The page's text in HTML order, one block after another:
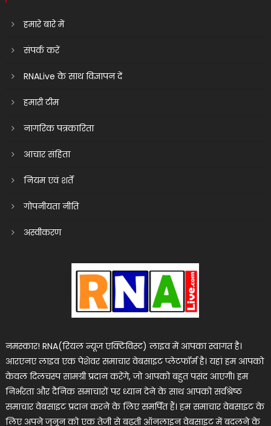
हमारे बारे में
संपर्क करें
RNALive के साथ विज्ञापन दें
हमारी टीम
नागरिक पत्रकारिता
आचार संहिता
नियम एवं शर्तें
गोपनीयता नीति
अस्वीकरण
नमस्कार! RNA(रियल न्यूज एक्टिविस्ट) लाइव में आपका स्वागत है।
आरएनए लाइव एक पेशेवर समाचार वेबसाइट प्लेटफॉर्म है। यहां हम आपको
केवल दिलचस्प सामग्री प्रदान करेंगे, जो आपको बहुत पसंद आएगी। हम
निर्भरता और दैनिक समाचारों पर ध्यान देने के साथ आपको सर्वश्रेष्ठ
समाचार वेबसाइट प्रदान करने के लिए समर्पित हैं। हम समाचार वेबसाइट के
लिए अपने जुनून को एक तेजी से बढ़ती ऑनलाइन वेबसाइट में बदलने के